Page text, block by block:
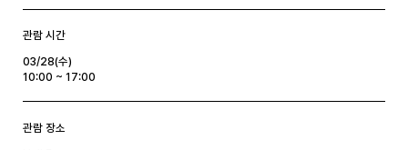
관람 시간
03/28(수)
10:00 ~ 17:00
관람 장소